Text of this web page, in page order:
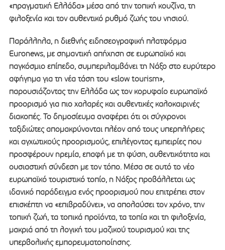
«πραγματική Ελλάδα» μέσα από την τοπική κουζίνα, τη
φιλοξενία και τον αυθεντικό ρυθμό ζωής του νησιού.
Παράλληλα, η διεθνής ειδησεογραφική πλατφόρμα
Euronews, με σημαντική απήχηση σε ευρωπαϊκό και
παγκόσμιο επίπεδο, συμπεριλαμβάνει τη Νάξο στο ευρύτερο
αφήγημα για τη νέα τάση του «slow tourism»,
παρουσιάζοντας την Ελλάδα ως τον κορυφαίο ευρωπαϊκό
προορισμό για πιο χαλαρές και αυθεντικές καλοκαιρινές
διακοπές. Το δημοσίευμα αναφέρει ότι οι σύγχρονοι
ταξιδιώτες απομακρύνονται πλέον από τους υπερπλήρεις
και αγχωτικούς προορισμούς, επιλέγοντας εμπειρίες που
προσφέρουν ηρεμία, επαφή με τη φύση, αυθεντικότητα και
ουσιαστική σύνδεση με τον τόπο. Μέσα σε αυτό το νέο
ευρωπαϊκό τουριστικό τοπίο, η Νάξος προβάλλεται ως
ιδανικό παράδειγμα ενός προορισμού που επιτρέπει στον
επισκέπτη να «επιβραδύνει», να απολαύσει τον χρόνο, την
τοπική ζωή, τα τοπικά προϊόντα, τα τοπία και τη φιλοξενία,
μακριά από τη λογική του μαζικού τουρισμού και της
υπερβολικής εμπορευματοποίησης.